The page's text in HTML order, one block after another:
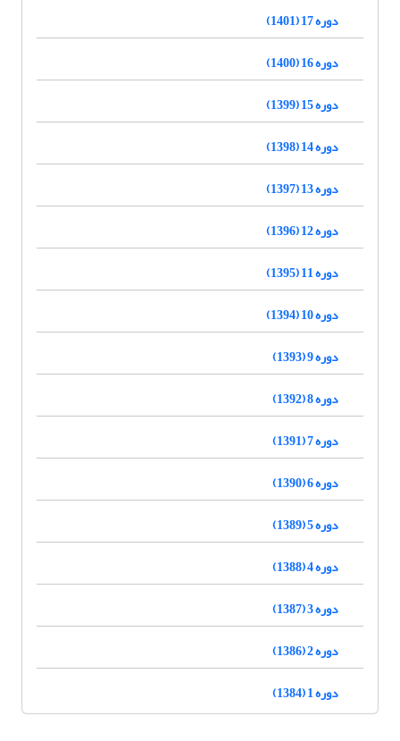
دوره 17 (1401)
دوره 16 (1400)
دوره 15 (1399)
دوره 14 (1398)
دوره 13 (1397)
دوره 12 (1396)
دوره 11 (1395)
دوره 10 (1394)
دوره 9 (1393)
دوره 8 (1392)
دوره 7 (1391)
دوره 6 (1390)
دوره 5 (1389)
دوره 4 (1388)
دوره 3 (1387)
دوره 2 (1386)
دوره 1 (1384)